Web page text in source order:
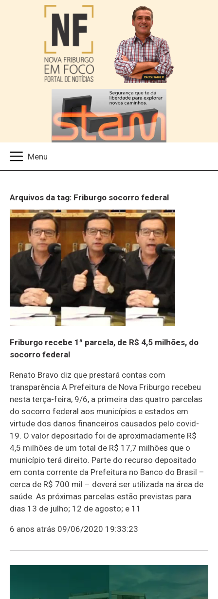
Arquivos da tag: Friburgo socorro federal
Friburgo recebe 1ª parcela, de R$ 4,5 milhões, do
socorro federal
Renato Bravo diz que prestará contas com
transparência A Prefeitura de Nova Friburgo recebeu
nesta terça-feira, 9/6, a primeira das quatro parcelas
do socorro federal aos municípios e estados em
virtude dos danos financeiros causados pelo covid-
19. O valor depositado foi de aproximadamente R$
4,5 milhões de um total de R$ 17,7 milhões que o
município terá direito. Parte do recurso depositado
em conta corrente da Prefeitura no Banco do Brasil –
cerca de R$ 700 mil – deverá ser utilizada na área de
saúde. As próximas parcelas estão previstas para
dias 13 de julho; 12 de agosto; e 11
6 anos atrás 09/06/2020 19:33:23